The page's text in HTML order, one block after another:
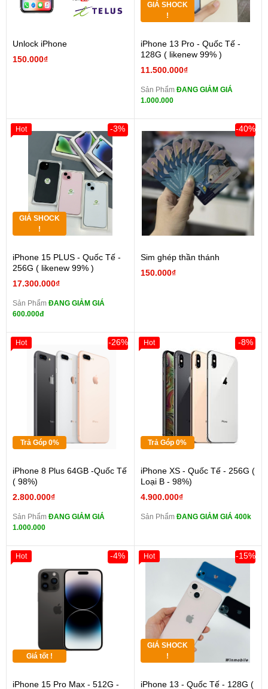
Unlock iPhone
150.000₫
GIÁ SHOCK
!
iPhone 13 Pro - Quốc Tế -
128G ( likenew 99% )
11.500.000₫
Sản Phẩm ĐANG GIẢM GIÁ
1.000.000
GIÁ SHOCK
!
iPhone 15 PLUS - Quốc Tế -
256G ( likenew 99% )
17.300.000₫
-3%
Sản Phẩm ĐANG GIẢM GIÁ
600.000đ
Hot
Sim ghép thần thánh
150.000₫
-40%
Trả Góp 0%
iPhone 8 Plus 64GB -Quốc Tế
( 98%)
2.800.000₫
-26%
Sản Phẩm ĐANG GIẢM GIÁ
1.000.000
Hot
Trả Góp 0%
iPhone XS - Quốc Tế - 256G (
Loại B - 98%)
4.900.000₫
-8%
Sản Phẩm ĐANG GIẢM GIÁ 400k
Hot
Giá tốt !
iPhone 15 Pro Max - 512G -
-4%
Hot
GIÁ SHOCK
!
iPhone 13 - Quốc Tế - 128G (
-15%
Hot